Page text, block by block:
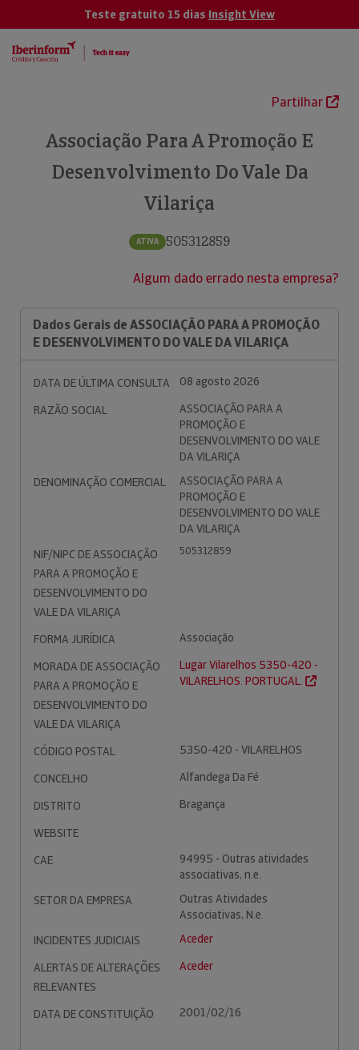
Teste gratuito 15 dias Insight View
Partilhar
Associação Para A Promoção E
Desenvolvimento Do Vale Da
Vilariça
ATIVA 505312859
Algum dado errado nesta empresa?
Dados Gerais de ASSOCIAÇÃO PARA A PROMOÇÃO
E DESENVOLVIMENTO DO VALE DA VILARIÇA
DATA DE ÚLTIMA CONSULTA
08 agosto 2026
RAZÃO SOCIAL
ASSOCIAÇÃO PARA A
PROMOÇÃO E
DESENVOLVIMENTO DO VALE
DA VILARIÇA
DENOMINAÇÃO COMERCIAL
ASSOCIAÇÃO PARA A
PROMOÇÃO E
DESENVOLVIMENTO DO VALE
DA VILARIÇA
NIF/NIPC DE ASSOCIAÇÃO
PARA A PROMOÇÃO E
DESENVOLVIMENTO DO
VALE DA VILARIÇA
505312859
FORMA JURÍDICA
Associação
MORADA DE ASSOCIAÇÃO
PARA A PROMOÇÃO E
DESENVOLVIMENTO DO
VALE DA VILARIÇA
Lugar Vilarelhos 5350-420 -
VILARELHOS. PORTUGAL.
CÓDIGO POSTAL
5350-420 - VILARELHOS
CONCELHO
Alfandega Da Fé
DISTRITO
Bragança
WEBSITE
CAE
94995 - Outras atividades
associativas, n.e.
SETOR DA EMPRESA
Outras Atividades
Associativas, N.e.
INCIDENTES JUDICIAIS
Aceder
ALERTAS DE ALTERAÇÕES
RELEVANTES
Aceder
DATA DE CONSTITUIÇÃO 2001/02/16